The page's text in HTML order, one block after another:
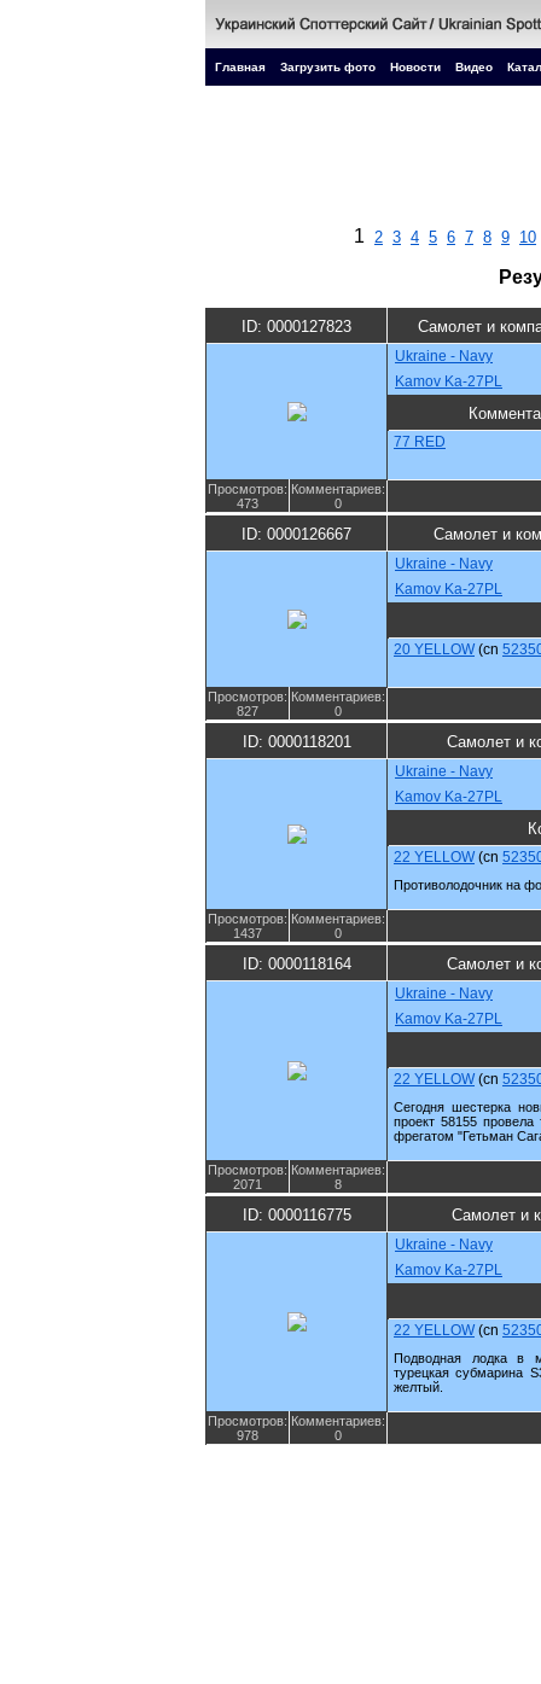
Главная Загрузить фото Новости Видео
1 2 3 4 5 6 7 8 9 10
ID: 0000127823 Самолет и
Ukraine - Navy
Kamov Ka-27PL
77 RED
Просмотров:
473
Комментариев:
0
ID: 0000126667 Самолет и
Ukraine - Navy
Kamov Ka-27PL
20 YELLOW (cn
Просмотров:
827
Комментариев:
0
ID: 0000118201 Самолет и
Ukraine - Navy
Kamov Ka-27PL
22 YELLOW (cn
Противолодочник на
Просмотров:
1437
Комментариев:
0
ID: 0000118164 Самолет и
Ukraine - Navy
Kamov Ka-27PL
22 YELLOW (cn
Сегодня шестерка
проект 58155
фрегатом "Гетьман
Просмотров:
2071
Комментариев:
8
ID: 0000116775 Самолет и
Ukraine - Navy
Kamov Ka-27PL
22 YELLOW (cn
Подводная лодка в
турецкая субмарина
желтый.
Просмотров:
978
Комментариев:
0